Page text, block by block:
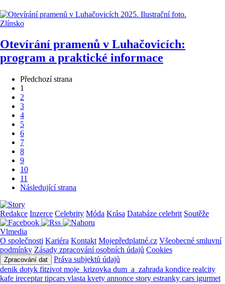
Zlínsko
Otevírání pramenů v Luhačovicích:
program a praktické informace
Předchozí strana
1
2
3
4
5
6
7
8
9
10
11
Následující strana
Redakce Inzerce Celebrity Móda Krása Databáze celebrit Soutěže
Vlmedia
O společnosti Kariéra Kontakt Mojepředplatné.cz Všeobecné smluvní
podmínky Zásady zpracování osobních údajů Cookies
Zpracování dat
Práva subjektů údajů
denik dotyk fitzivot moje_krizovka dum_a_zahrada kondice realcity
kafe ireceptartipcars vlasta kvety annonce story estranky cars igurmet